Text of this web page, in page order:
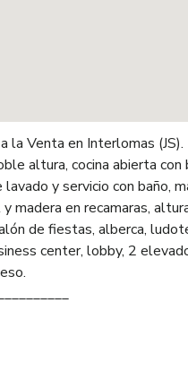
Venta en Interlomas (JS).
altura, cocina abierta con
y servicio con baño,
madera en recamaras,
de fiestas, alberca,
center, lobby, 2
con los títulos de